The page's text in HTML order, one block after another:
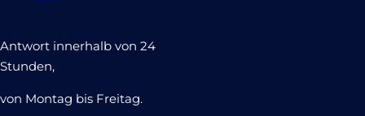
Antwort innerhalb von 24
Stunden,
von Montag bis Freitag.